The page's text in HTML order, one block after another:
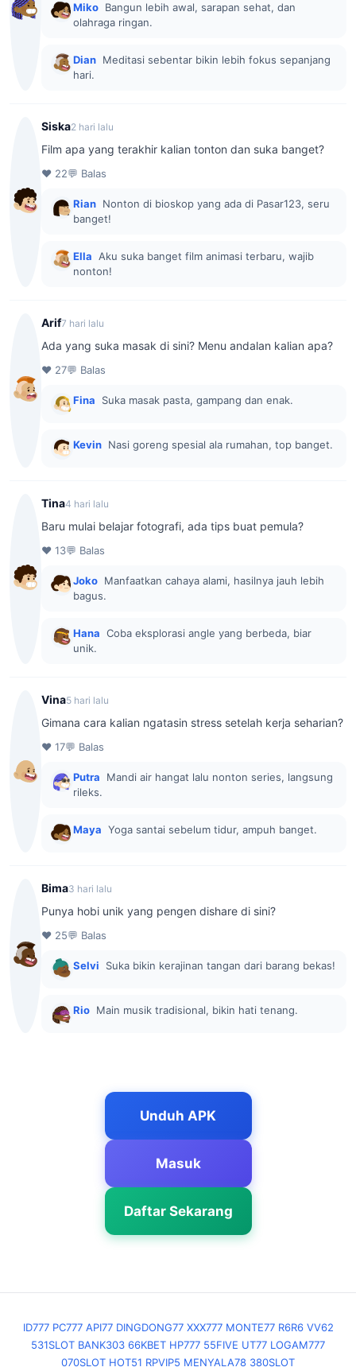
Miko Bangun lebih awal, sarapan sehat, dan
olahraga ringan.
Dian Meditasi sebentar bikin lebih fokus sepanjang
hari.
Siska2 hari lalu
Film apa yang terakhir kalian tonton dan suka banget?
♥ 22💬 Balas
Rian Nonton di bioskop yang ada di Pasar123, seru
banget!
Ella
Aku suka banget film animasi terbaru, wajib
nonton!
Arif7 hari lalu
Ada yang suka masak di sini? Menu andalan kalian apa?
♥ 27💬 Balas
Fina Suka masak pasta, gampang dan enak.
Kevin Nasi goreng spesial ala rumahan, top banget.
Tina4 hari lalu
Baru mulai belajar fotografi, ada tips buat pemula?
♥ 13💬 Balas
Joko Manfaatkan cahaya alami, hasilnya jauh lebih
bagus.
Hana Coba eksplorasi angle yang berbeda, biar
unik.
Vina5 hari lalu
Gimana cara kalian ngatasin stress setelah kerja seharian?
♥ 17💬 Balas
Putra
Mandi air hangat lalu nonton series, langsung
rileks.
Maya Yoga santai sebelum tidur, ampuh banget.
Bima3 hari lalu
Punya hobi unik yang pengen dishare di sini?
♥ 25💬 Balas
Selvi Suka bikin kerajinan tangan dari barang bekas!
Rio Main musik tradisional, bikin hati tenang.
Unduh APK
Masuk
Daftar Sekarang
ID777 PC777 API77 DINGDONG77 XXX777 MONTE77 R6R6 VV62
531SLOT BANK303 66KBET HP777 55FIVE UT77 LOGAM777
070SLOT HOT51 RPVIP5 MENYALA78 380SLOT